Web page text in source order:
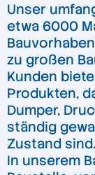
Unser
etwa 6000
zu großen
Kunden
Produkten,
Dumper,
ständig
Zustand sind.
In unserem